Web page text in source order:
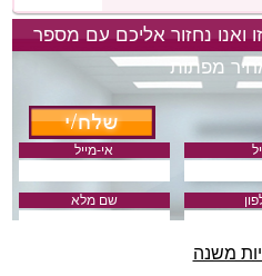
ואנו נחזור אליכם עם מספר
מפתות
אי-מייל
שם מלא
משנה